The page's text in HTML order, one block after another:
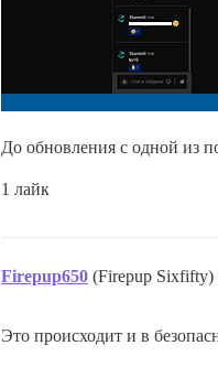
До обновления с одной из
1 лайк
Firepup650 (Firepup Sixfifty)
Это происходит и в